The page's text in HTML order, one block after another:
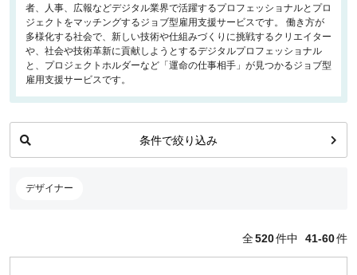
者、人事、広報などデジタル業界で活躍するプロフェッショナルとプロ
ジェクトをマッチングするジョブ型雇用支援サービスです。 働き方が
多様化する社会で、新しい技術や仕組みづくりに挑戦するクリエイター
や、社会や技術革新に貢献しようとするデジタルプロフェッショナル
と、プロジェクトホルダーなど「運命の仕事相手」が見つかるジョブ型
雇用支援サービスです。
条件で絞り込み
デザイナー
フロントエンドエンジニア
バックエンドエンジニア
インフラエンジニア
iOS/Androidアプリエンジニア
データサイエンティスト
プロジェクトマネージャー
プランナー・ディレクター
デザイナー
全520件中 41-60件